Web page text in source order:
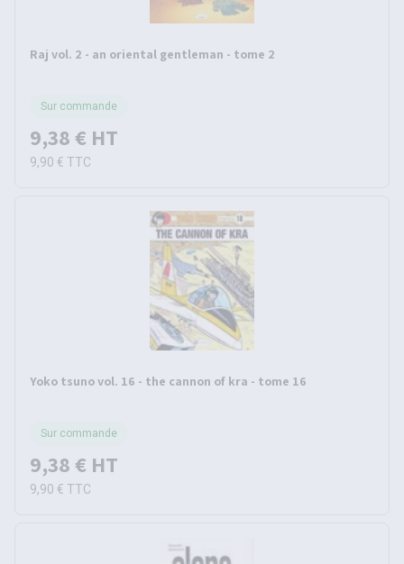
Raj vol. 2 - an oriental gentleman - tome 2
Sur commande
9,38 € HT
9,90 € TTC
Yoko tsuno vol. 16 - the cannon of kra - tome 16
Sur commande
9,38 € HT
9,90 € TTC